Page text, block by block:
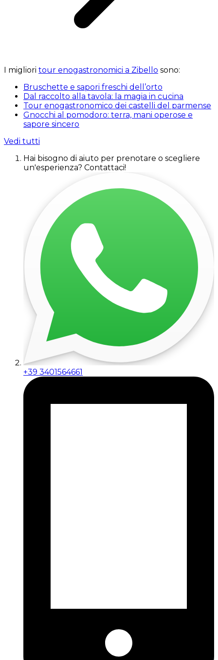
I migliori tour enogastronomici a Zibello sono:
Bruschette e sapori freschi dell’orto
Dal raccolto alla tavola: la magia in cucina
Tour enogastronomico dei castelli del parmense
Gnocchi al pomodoro: terra, mani operose e
sapore sincero
Vedi tutti
Hai bisogno di aiuto per prenotare o scegliere
un'esperienza? Contattaci!
+39 3401564661